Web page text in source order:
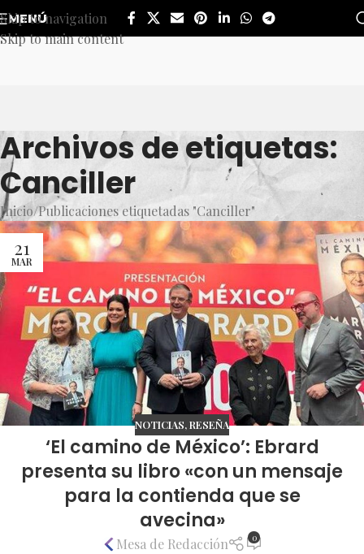
Skip to navigation
Skip to main content
MENÚ
Archivos de etiquetas:
Canciller
Inicio Publicaciones etiquetadas "Canciller"
21
MAR
NOTICIAS,RESEÑA
‘El camino de México’: Ebrard
presenta su libro «con un mensaje
para la contienda que se
avecina»
Mesa de Redacción 0